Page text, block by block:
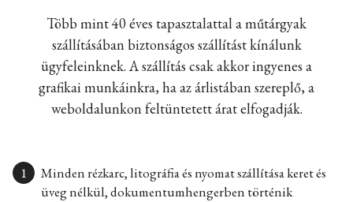
Több mint 40 éves tapasztalattal a műtárgyak
szállításában biztonságos szállítást kínálunk
ügyfeleinknek. A szállítás csak akkor ingyenes a
grafikai munkáinkra, ha az árlistában szereplő, a
weboldalunkon feltüntetett árat elfogadják.
Minden rézkarc, litográfia és nyomat szállítása keret és
üveg nélkül, dokumentumhengerben történik